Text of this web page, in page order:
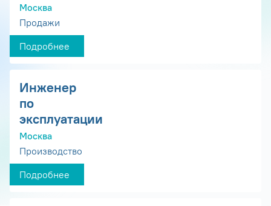
Москва
Продажи
Подробнее
Инженер
по
эксплуатации
Москва
Производство
Подробнее